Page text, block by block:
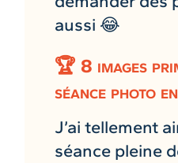
aussi 😂
🏆 8 images
séance photo
J’ai tellement
séance pleine